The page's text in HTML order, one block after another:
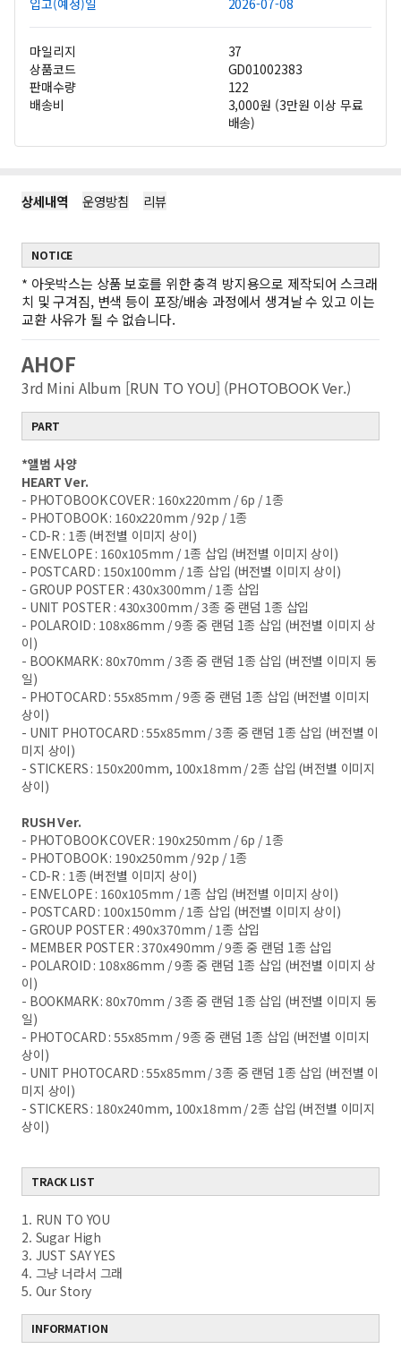
입고(예정)일
2026-07-08
마일리지
37
상품코드
GD01002383
판매수량
122
배송비
3,000원 (3만원 이상 무료
배송)
상세내역 운영방침 리뷰
NOTICE
* 아웃박스는 상품 보호를 위한 충격 방지용으로 제작되어 스크래
치 및 구겨짐, 변색 등이 포장/배송 과정에서 생겨날 수 있고 이는
교환 사유가 될 수 없습니다.
AHOF
3rd Mini Album [RUN TO YOU] (PHOTOBOOK Ver.)
PART
*앨범 사양
HEART Ver.
- PHOTOBOOK COVER : 160x220mm / 6p / 1종
- PHOTOBOOK : 160x220mm / 92p / 1종
- CD-R : 1종 (버전별 이미지 상이)
- ENVELOPE : 160x105mm / 1종 삽입 (버전별 이미지 상이)
- POSTCARD : 150x100mm / 1종 삽입 (버전별 이미지 상이)
- GROUP POSTER : 430x300mm / 1종 삽입
- UNIT POSTER : 430x300mm / 3종 중 랜덤 1종 삽입
- POLAROID : 108x86mm / 9종 중 랜덤 1종 삽입 (버전별 이미지 상
이)
- BOOKMARK : 80x70mm / 3종 중 랜덤 1종 삽입 (버전별 이미지 동
일)
- PHOTOCARD : 55x85mm / 9종 중 랜덤 1종 삽입 (버전별 이미지
상이)
- UNIT PHOTOCARD : 55x85mm / 3종 중 랜덤 1종 삽입 (버전별 이
미지 상이)
- STICKERS : 150x200mm, 100x18mm / 2종 삽입 (버전별 이미지
상이)
RUSH Ver.
- PHOTOBOOK COVER : 190x250mm / 6p / 1종
- PHOTOBOOK : 190x250mm / 92p / 1종
- CD-R : 1종 (버전별 이미지 상이)
- ENVELOPE : 160x105mm / 1종 삽입 (버전별 이미지 상이)
- POSTCARD : 100x150mm / 1종 삽입 (버전별 이미지 상이)
- GROUP POSTER : 490x370mm / 1종 삽입
- MEMBER POSTER : 370x490mm / 9종 중 랜덤 1종 삽입
- POLAROID : 108x86mm / 9종 중 랜덤 1종 삽입 (버전별 이미지 상
이)
- BOOKMARK : 80x70mm / 3종 중 랜덤 1종 삽입 (버전별 이미지 동
일)
- PHOTOCARD : 55x85mm / 9종 중 랜덤 1종 삽입 (버전별 이미지
상이)
- UNIT PHOTOCARD : 55x85mm / 3종 중 랜덤 1종 삽입 (버전별 이
미지 상이)
- STICKERS : 180x240mm, 100x18mm / 2종 삽입 (버전별 이미지
상이)
TRACK LIST
1. RUN TO YOU
2. Sugar High
3. JUST SAY YES
4. 그냥 너라서 그래
5. Our Story
INFORMATION